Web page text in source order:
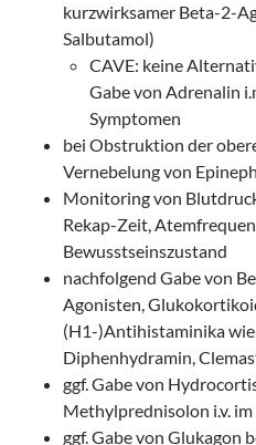
kurzwirksamer Beta-2-
Salbutamol)
CAVE: keine
Gabe von Adrenalin
Symptomen
bei Obstruktion der
Vernebelung von
Monitoring von
Rekap-Zeit,
Bewusstseinszustand
nachfolgend Gabe von
Agonisten,
(H1-)Antihistaminika
Diphenhydramin,
ggf. Gabe von
Methylprednisolon i.v.
ggf. Gabe von Glukagon